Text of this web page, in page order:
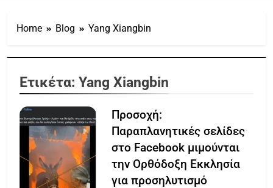
Home Blog Yang Xiangbin
Ετικέτα: Yang Xiangbin
Προσοχή:
Παραπλανητικές σελίδες
στο Facebook μιμούνται
την Ορθόδοξη Εκκλησία
για προσηλυτισμό